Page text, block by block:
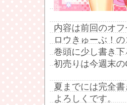
内容は前回のオ
ロウきゅーぶ！
巻頭に少し書き
初売りは今週末
夏までには完全
よろしくです。